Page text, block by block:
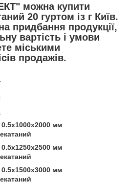
можна купити
20 гуртом із г Київ.
придбання продукції,
вартість і умови
міськими
продажів.
мм
мм
мм